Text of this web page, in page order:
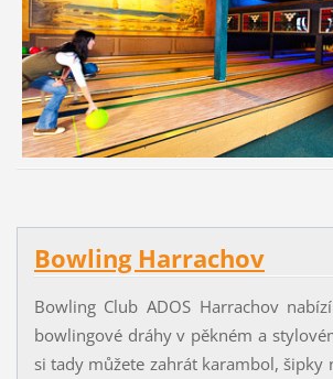
Bowling Harrachov
Bowling Club ADOS Harrachov
bowlingové dráhy v pěkném a
si tady můžete zahrát karambol, šipky